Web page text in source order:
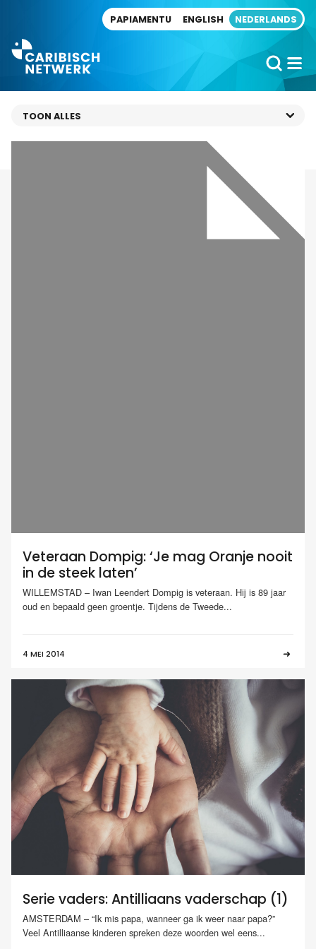
PAPIAMENTU ENGLISH NEDERLANDS
Veteraan Dompig: ‘Je mag Oranje nooit
in de steek laten’
WILLEMSTAD – Iwan Leendert Dompig is veteraan. Hij is 89 jaar
oud en bepaald geen groentje. Tijdens de Tweede...
4 MEI 2014
Serie vaders: Antilliaans vaderschap (1)
AMSTERDAM – “Ik mis papa, wanneer ga ik weer naar papa?”
Veel Antilliaanse kinderen spreken deze woorden wel eens...